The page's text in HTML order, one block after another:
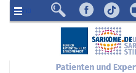
Menü
Patienten und